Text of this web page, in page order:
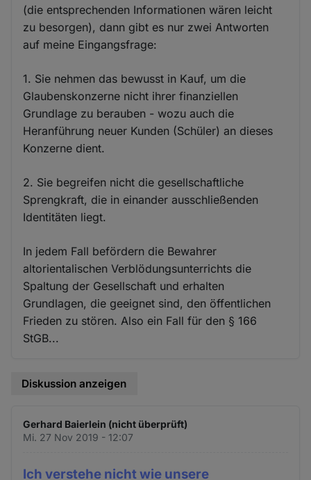
(die entsprechenden Informationen wären leicht
zu besorgen), dann gibt es nur zwei Antworten
auf meine Eingangsfrage:
1. Sie nehmen das bewusst in Kauf, um die
Glaubenskonzerne nicht ihrer finanziellen
Grundlage zu berauben - wozu auch die
Heranführung neuer Kunden (Schüler) an dieses
Konzerne dient.
2. Sie begreifen nicht die gesellschaftliche
Sprengkraft, die in einander ausschließenden
Identitäten liegt.
In jedem Fall befördern die Bewahrer
altorientalischen Verblödungsunterrichts die
Spaltung der Gesellschaft und erhalten
Grundlagen, die geeignet sind, den öffentlichen
Frieden zu stören. Also ein Fall für den § 166
StGB...
Diskussion anzeigen
Gerhard Baierlein (nicht überprüft)
Mi. 27 Nov 2019 - 12:07
Ich verstehe nicht wie unsere